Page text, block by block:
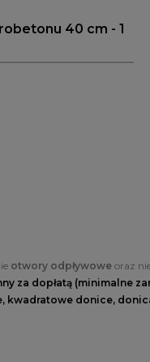
40 cm - 1
otwory odpływowe oraz
za dopłatą (minimalne
kwadratowe donice,